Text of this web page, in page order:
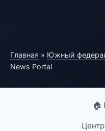
Главная » Южный
News Portal
🏠